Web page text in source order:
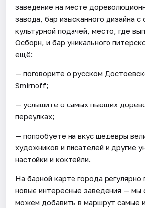
заведение на месте
завода, бар изысканного дизайна с
культурной подачей, место, где
Осборн, и бар уникального
ещё:
— поговорите о русском
Smirnoff;
— услышите о самых пьющих
переулках;
— попробуете на вкус шедевры
художников и писателей и другие
настойки и коктейли.
На барной карте города регулярно
новые интересные заведения — мы
можем добавить в маршрут самые